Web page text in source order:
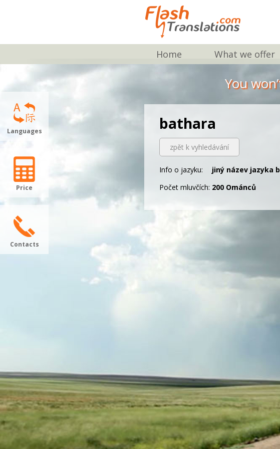
Home What we offer
Languages
Price
Contacts
You
bathara
zpět k vyhledávání
Info o jazyku:
jiný název jazyka
Počet mluvčích: 200 Ománců